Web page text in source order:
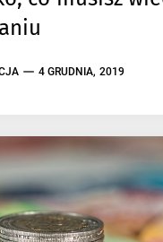
4 GRUDNIA, 2019